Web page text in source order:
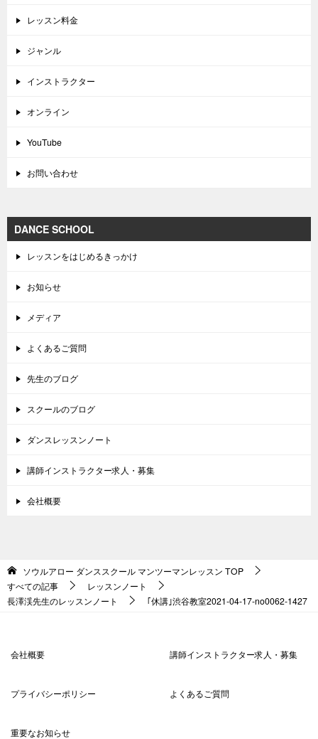
レッスン料金
ジャンル
インストラクター
オンライン
YouTube
お問い合わせ
DANCE SCHOOL
レッスンをはじめるきっかけ
お知らせ
メディア
よくあるご質問
先生のブログ
スクールのブログ
ダンスレッスンノート
講師インストラクター求人・募集
会社概要
ソウルアロー ダンススクール マンツーマンレッスン TOP
すべての記事
レッスンノート
長澤渓先生のレッスンノート
｢休講｣渋谷教室2021-04-17-no0062-1427
会社概要 講師インストラクター求人・募集
プライバシーポリシー よくあるご質問
重要なお知らせ